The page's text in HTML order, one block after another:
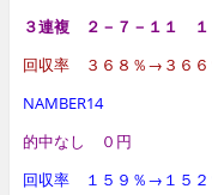
３連複 ２－７－１１ １
回収率 ３６８％→３６６
NAMBER14
的中なし ０円
回収率 １５９％→１５２